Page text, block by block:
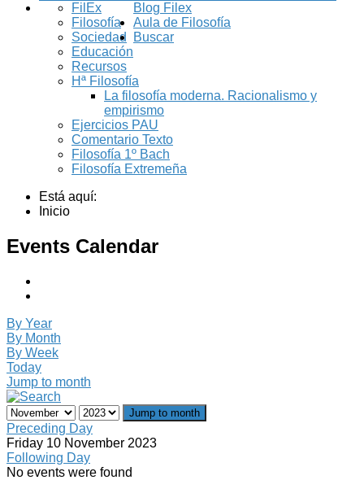
Blog Filex
FilEx
Filosofía
Sociedad
Educación
Recursos
Aula de Filosofía
Hª Filosofía
La filosofía moderna. Racionalismo y
empirismo
Ejercicios PAU
Comentario Texto
Filosofía 1º Bach
Filosofía Extremeña
Buscar
Está aquí:
Inicio
Events Calendar
By Year
By Month
By Week
Today
Jump to month
Jump to month
Preceding Day
Friday 10 November 2023
Following Day
No events were found